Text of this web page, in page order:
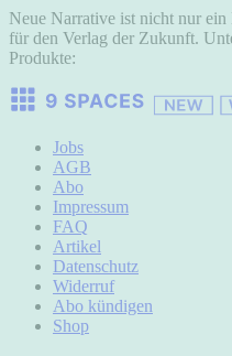
Neue Narrative ist nicht nur
für den Verlag der Zukunft.
Produkte:
Jobs
AGB
Abo
Impressum
FAQ
Artikel
Datenschutz
Widerruf
Abo kündigen
Shop